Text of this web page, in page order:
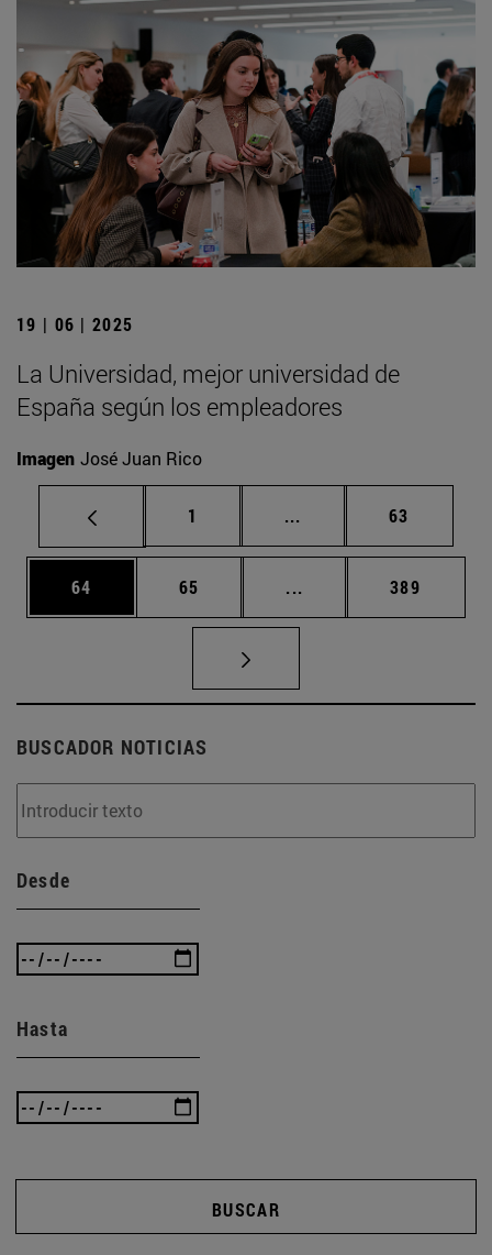
19 | 06 | 2025
La Universidad, mejor universidad de
España según los empleadores
Imagen José Juan Rico
Página
1 ... Páginas intermedias
Página
63
Página
64 Página
65 ... Páginas intermedias
Página
389
BUSCADOR NOTICIAS
Desde
Hasta
BUSCAR